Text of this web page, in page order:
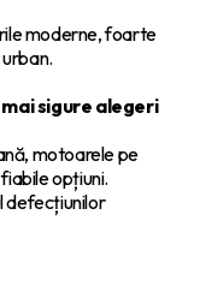
moderne, foarte
sigure alegeri
motoarele pe
opțiuni.
defecțiunilor